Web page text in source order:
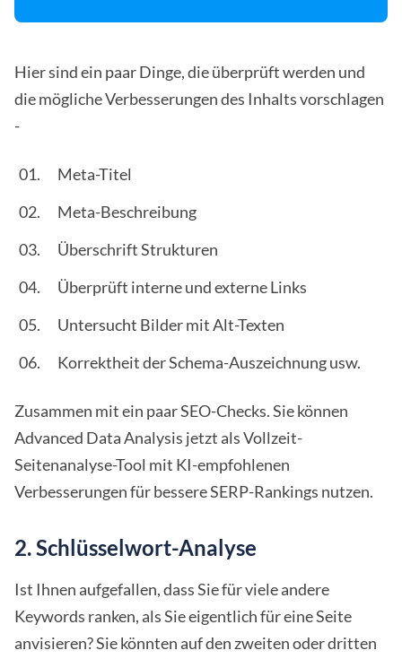
Hier sind ein paar Dinge, die überprüft werden und
die mögliche Verbesserungen des Inhalts vorschlagen
-
Meta-Titel
Meta-Beschreibung
Überschrift Strukturen
Überprüft interne und externe Links
Untersucht Bilder mit Alt-Texten
Korrektheit der Schema-Auszeichnung usw.
Zusammen mit ein paar SEO-Checks. Sie können
Advanced Data Analysis jetzt als Vollzeit-
Seitenanalyse-Tool mit KI-empfohlenen
Verbesserungen für bessere SERP-Rankings nutzen.
2. Schlüsselwort-Analyse
Ist Ihnen aufgefallen, dass Sie für viele andere
Keywords ranken, als Sie eigentlich für eine Seite
anvisieren? Sie könnten auf den zweiten oder dritten